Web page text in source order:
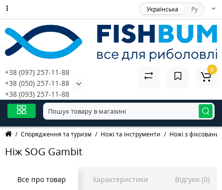
Українська Ру
+38 (097) 257-11-88
+38 (050) 257-11-88
+38 (093) 257-11-88
0
Спорядження та туризм Ножі та інструменти Ножі з
Ніж SOG Gambit
Все про товар Характеристики Відгуки (0)